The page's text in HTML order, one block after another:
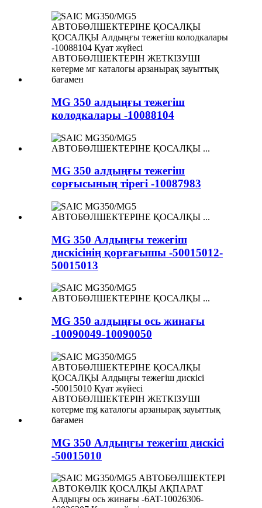
MG 350 алдыңғы тежегіш
колодкалары -10088104
MG 350 алдыңғы тежегіш
сорғысының тірегі -10087983
MG 350 Алдыңғы тежегіш
дискісінің қорғағышы -50015012-
50015013
MG 350 алдыңғы ось жинағы
-10090049-10090050
MG 350 Алдыңғы тежегіш дискісі
-50015010